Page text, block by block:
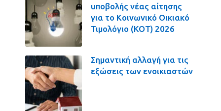
υποβολής νέας αίτησης
για το Κοινωνικό Οικιακό
Τιμολόγιο (ΚΟΤ) 2026
Σημαντική αλλαγή για τις
εξώσεις των ενοικιαστών